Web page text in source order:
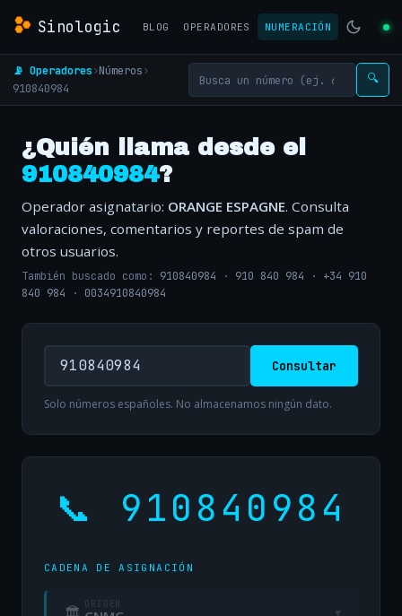
Sinologic BLOG OPERADORES NUMERACIÓN
📡 Operadores›Números›
910840984
🔍
¿Quién llama desde el
910840984?
Operador asignatario: ORANGE ESPAGNE. Consulta
valoraciones, comentarios y reportes de spam de
otros usuarios.
También buscado como: 910840984 · 910 840 984 · +34 910
840 984 · 0034910840984
Consultar
Solo números españoles. No almacenamos ningún dato.
📞 910840984
CADENA DE ASIGNACIÓN
ORIGEN ▾